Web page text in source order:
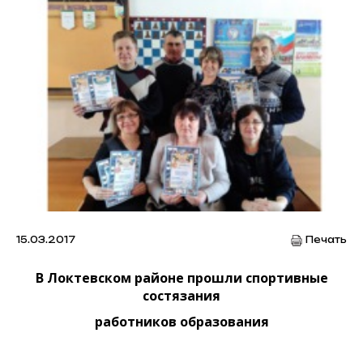
15.03.2017 Печать
В Локтевском районе прошли спортивные
состязания
работников образования